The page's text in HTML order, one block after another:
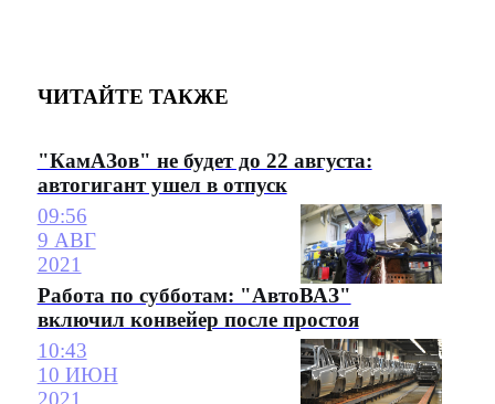
ЧИТАЙТЕ ТАКЖЕ
"КамАЗов" не будет до 22 августа:
автогигант ушел в отпуск
09:56
9 АВГ
2021
Работа по субботам: "АвтоВАЗ"
включил конвейер после простоя
10:43
10 ИЮН